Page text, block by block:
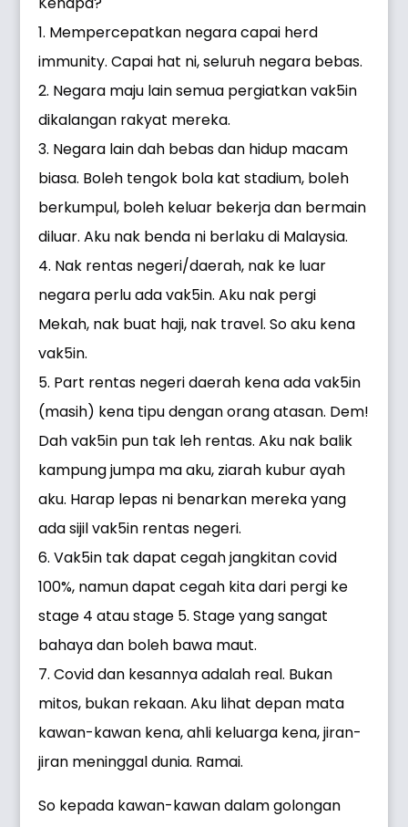
1. Mempercepatkan negara capai herd
immunity. Capai hat ni, seluruh negara bebas.
2. Negara maju lain semua pergiatkan vak5in
dikalangan rakyat mereka.
3. Negara lain dah bebas dan hidup macam
biasa. Boleh tengok bola kat stadium, boleh
berkumpul, boleh keluar bekerja dan bermain
diluar. Aku nak benda ni berlaku di Malaysia.
4. Nak rentas negeri/daerah, nak ke luar
negara perlu ada vak5in. Aku nak pergi
Mekah, nak buat haji, nak travel. So aku kena
vak5in.
5. Part rentas negeri daerah kena ada vak5in
(masih) kena tipu dengan orang atasan. Dem!
Dah vak5in pun tak leh rentas. Aku nak balik
kampung jumpa ma aku, ziarah kubur ayah
aku. Harap lepas ni benarkan mereka yang
ada sijil vak5in rentas negeri.
6. Vak5in tak dapat cegah jangkitan covid
100%, namun dapat cegah kita dari pergi ke
stage 4 atau stage 5. Stage yang sangat
bahaya dan boleh bawa maut.
7. Covid dan kesannya adalah real. Bukan
mitos, bukan rekaan. Aku lihat depan mata
kawan-kawan kena, ahli keluarga kena, jiran-
jiran meninggal dunia. Ramai.
So kepada kawan-kawan dalam golongan